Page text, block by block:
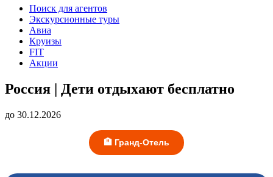
Поиск для агентов
Экскурсионные туры
Авиа
Круизы
FIT
Акции
Россия | Дети отдыхают бесплатно
до 30.12.2026
🏨 Гранд-Отель